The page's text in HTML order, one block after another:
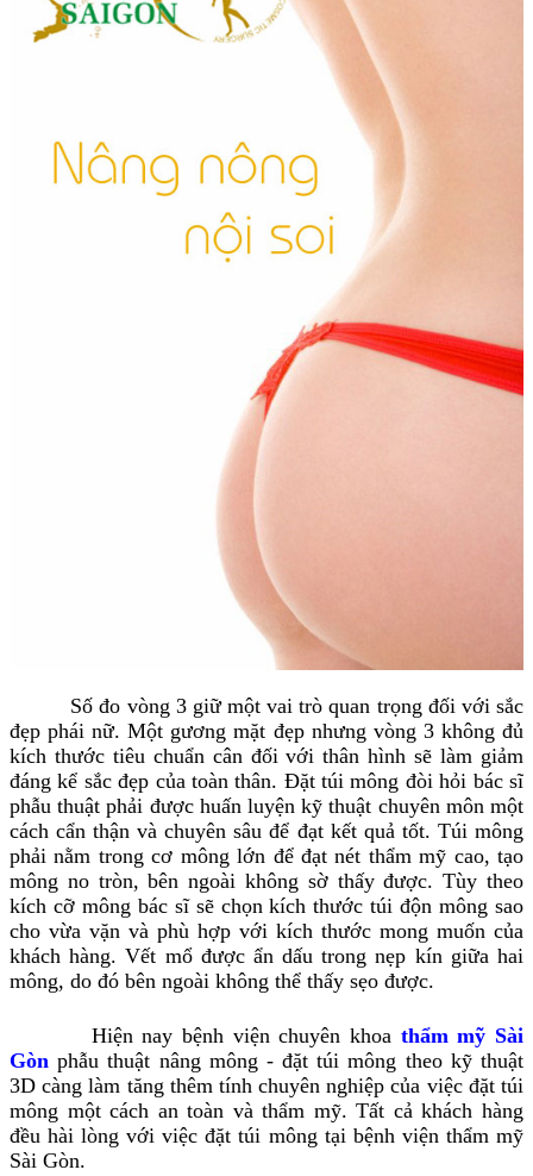
Số đo vòng 3 giữ một vai trò quan trọng đối với sắc
đẹp phái nữ. Một gương mặt đẹp nhưng vòng 3 không đủ
kích thước tiêu chuẩn cân đối với thân hình sẽ làm giảm
đáng kể sắc đẹp của toàn thân. Đặt túi mông đòi hỏi bác sĩ
phẫu thuật phải được huấn luyện kỹ thuật chuyên môn một
cách cẩn thận và chuyên sâu để đạt kết quả tốt. Túi mông
phải nằm trong cơ mông lớn để đạt nét thẩm mỹ cao, tạo
mông no tròn, bên ngoài không sờ thấy được. Tùy theo
kích cỡ mông bác sĩ sẽ chọn kích thước túi độn mông sao
cho vừa vặn và phù hợp với kích thước mong muốn của
khách hàng. Vết mổ được ẩn dấu trong nẹp kín giữa hai
mông, do đó bên ngoài không thể thấy sẹo được.
Hiện nay bệnh viện chuyên khoa thẩm mỹ Sài
Gòn phẫu thuật nâng mông - đặt túi mông theo kỹ thuật
3D càng làm tăng thêm tính chuyên nghiệp của việc đặt túi
mông một cách an toàn và thẩm mỹ. Tất cả khách hàng
đều hài lòng với việc đặt túi mông tại bệnh viện thẩm mỹ
Sài Gòn.